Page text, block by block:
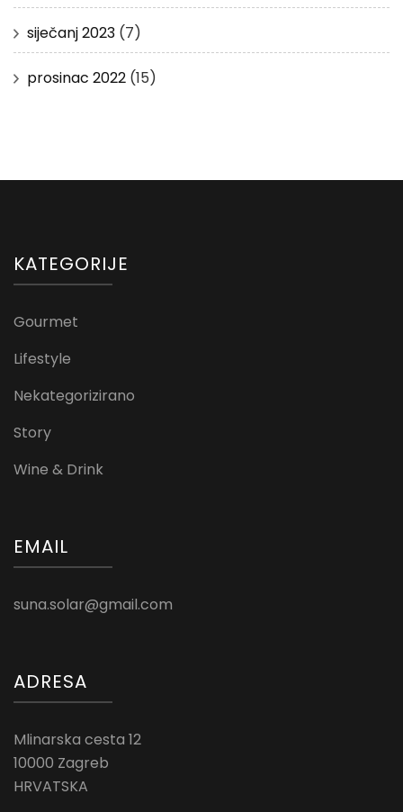
siječanj 2023 (7)
prosinac 2022 (15)
KATEGORIJE
Gourmet
Lifestyle
Nekategorizirano
Story
Wine & Drink
EMAIL
suna.solar@gmail.com
ADRESA
Mlinarska cesta 12
10000 Zagreb
HRVATSKA